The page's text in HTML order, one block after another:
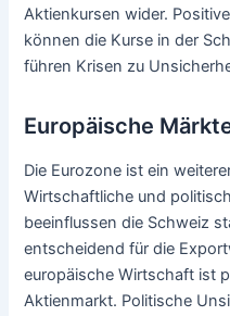
Aktienkursen wider.
können die Kurse in der
führen Krisen zu
Europäische
Die Eurozone ist ein
Wirtschaftliche und
beeinflussen die Schweiz
entscheidend für die
europäische Wirtschaft ist
Aktienmarkt. Politische